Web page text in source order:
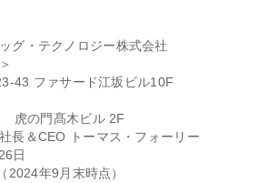
・テクノロジー株式会社
43 ファサード江坂ビル10F
虎の門髙木ビル 2F
長＆CEO トーマス・フォーリー
日
年9月末時点）